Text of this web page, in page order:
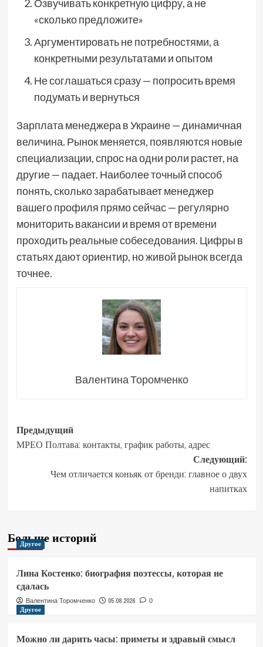
Озвучивать конкретную цифру, а не
«сколько предложите»
Аргументировать не потребностями, а
конкретными результатами и опытом
Не соглашаться сразу — попросить время
подумать и вернуться
Зарплата менеджера в Украине — динамичная
величина. Рынок меняется, появляются новые
специализации, спрос на одни роли растет, на
другие — падает. Наиболее точный способ
понять, сколько зарабатывает менеджер
вашего профиля прямо сейчас — регулярно
мониторить вакансии и время от времени
проходить реальные собеседования. Цифры в
статьях дают ориентир, но живой рынок всегда
точнее.
Валентина Торомченко
Навигация
записи
Предыдущий
МРЕО Полтава: контакты, график работы, адрес
Следующий:
Чем отличается коньяк от бренди: главное о двух
напитках
Больше историй
Другое
Лина Костенко: биография поэтессы, которая не
сдалась
Валентина Торомченко 05.08.2026 0
Другое
Можно ли дарить часы: приметы и здравый смысл